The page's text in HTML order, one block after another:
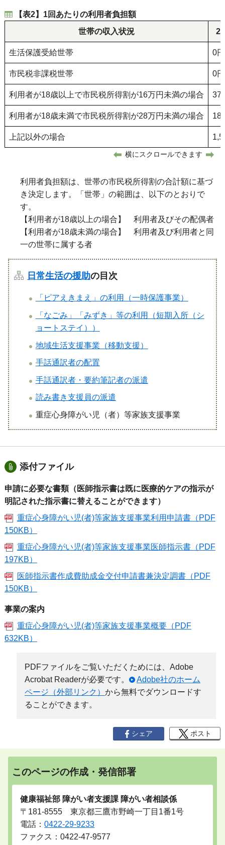
【表2】1回あたりの利用者負担額
世帯の収入状況
2
生活保護受給世帯 0円
市民税非課税世帯 0円
利用者が18歳以上で市民税所得割が16万円未満の場合
利用者が18歳未満で市民税所得割が28万円未満の場合
上記以外の場合
横にスクロールできます
利用者負担額は、世帯の市民税所得割の合計額に基づ
き決定します。「世帯」の範囲は、以下のとおりで
す。
【利用者が18歳以上の場合】 利用者及びその配偶者
【利用者が18歳未満の場合】 利用者及び利用者と同
一の世帯に属する者
日常生活の援助の目次
「ピアえきまえ」の利用（一時保護事業）
「なごみ」「みずき」等の利用（短期入所（シ
ョートステイ））
地域生活支援事業（移動支援）
手話通訳者の配置
手話通訳者・要約筆記者の派遣
読み書き支援員の派遣
重症心身障がい児（者）等家族支援事業
添付ファイル
申請に必要な書類（医師指示書は既に医療的ケアの指示が
明記された指示書に替えることができます）
重症心身障がい児(者)等家族支援事業利用申請書（PDF
150KB）
重症心身障がい児(者)等家族支援事業医師指示書（PDF
197KB）
医師指示書作成費助成金交付申請書兼決定調書（PDF
150KB）
事業の案内
重症心身障がい児(者)等家族支援事業概要（PDF
632KB）
PDFファイルをご覧いただくためには、Adobe
Acrobat Readerが必要です。
Adobe社のホーム
ページ（外部リンク） から無料でダウンロードす
ることができます。
シェア ポスト
このページの作成・発信部署
健康福祉部 障がい者支援課 障がい者相談係
〒181-8555 東京都三鷹市野崎一丁目1番1号
電話：0422-29-9233
ファクス：0422-47-9577